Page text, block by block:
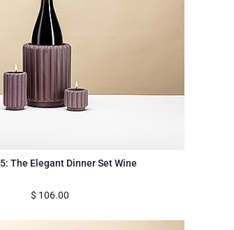
The Elegant Dinner Set Wine
$ 106.00